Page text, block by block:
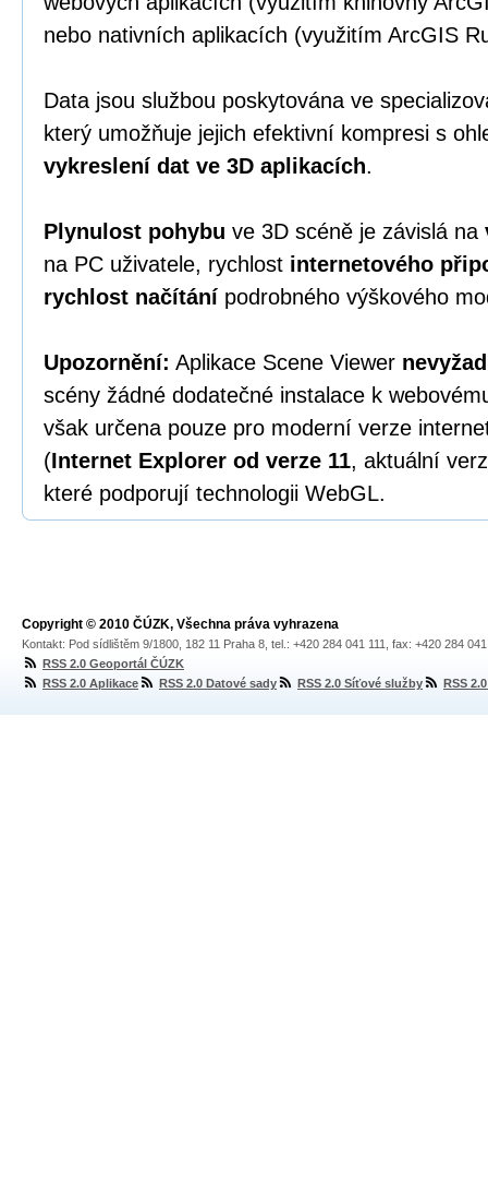
nebo nativních aplikacích (využitím ArcGIS
Data jsou službou poskytována ve
který umožňuje jejich efektivní kompresi s
vykreslení dat ve 3D aplikacích.
Plynulost pohybu ve 3D scéně je závislá na
na PC uživatele, rychlost internetového
rychlost načítání podrobného výškového
Upozornění: Aplikace Scene Viewer
scény žádné dodatečné instalace k
však určena pouze pro moderní verze
(Internet Explorer od verze 11, aktuální
které podporují technologii WebGL.
Copyright © 2010 ČÚZK, Všechna práva vyhrazena
Kontakt: Pod sídlištěm 9/1800, 182 11 Praha 8, tel.: +420 284 041 111, fax: +420 284
RSS 2.0 Geoportál ČÚZK
RSS 2.0 Aplikace
RSS 2.0 Datové sady RSS 2.0 Síťové služby RSS